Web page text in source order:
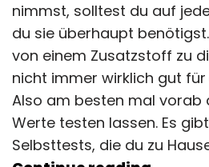
nimmst, solltest du auf
du sie überhaupt
von einem Zusatzstoff zu
nicht immer wirklich gut
Also am besten mal vorab
Werte testen lassen. Es
Selbsttests, die du zu